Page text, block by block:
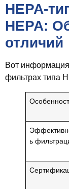
HEPA-
HEPA:
отличий
Вот
фильтрах типа
ь